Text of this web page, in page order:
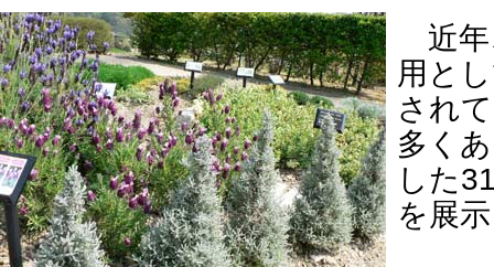
近年
用と
され
多く
した
を展